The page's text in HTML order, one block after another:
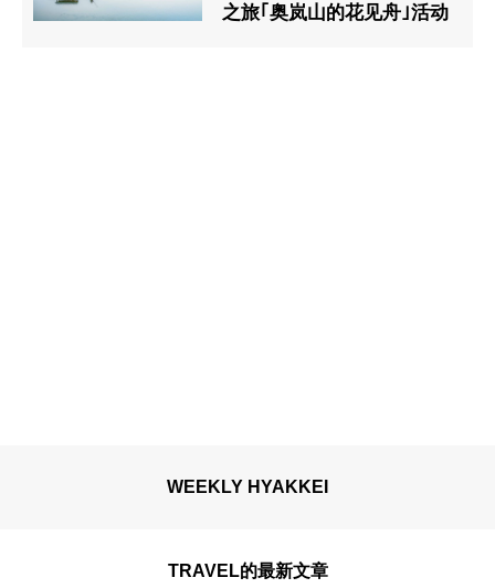
之旅｢奥岚山的花见舟｣活动
WEEKLY HYAKKEI
TRAVEL的最新文章